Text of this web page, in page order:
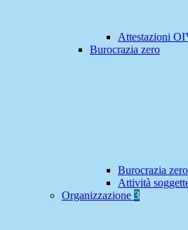
Attestazioni
Burocrazia zero
Burocrazia zero
Attività
Organizzazione 3